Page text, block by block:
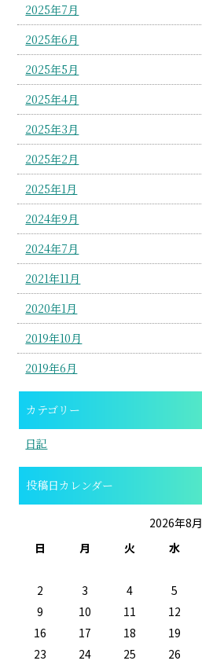
2025年7月
2025年6月
2025年5月
2025年4月
2025年3月
2025年2月
2025年1月
2024年9月
2024年7月
2021年11月
2020年1月
2019年10月
2019年6月
カテゴリー
日記
投稿日カレンダー
2026年8月
日
月 火 水
2
3 4 5
9
10 11 12
16
17 18 19
23
24 25 26